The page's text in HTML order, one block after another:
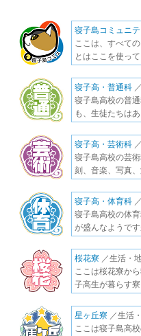
寝子島コミュニ
ここは、すべて
とはここを使っ
寝子高・普通科
寝子島高校の普
も、生徒たちは
寝子高・芸術科
寝子島高校の芸
刻、音楽、写真
寝子高・体育科
寝子島高校の体
が盛んなようで
桜花寮 ／生活・
ここは桜花寮か
子高生が暮らす
星ヶ丘寮 ／生活
ここは寝子島高